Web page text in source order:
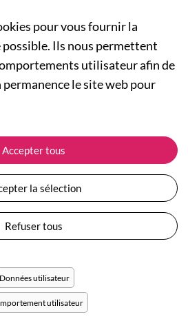
?
thèmes
pour vous fournir la
Ils nous permettent
utilisateur afin de
le site web pour
Accepter tous
la sélection
Refuser tous
Données utilisateur
utilisateur